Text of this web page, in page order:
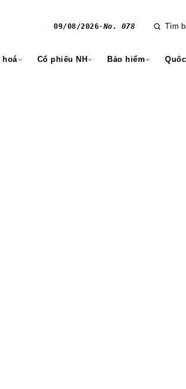
09/08/2026· No. 078
hoá Cổ phiếu NH Bảo hiểm